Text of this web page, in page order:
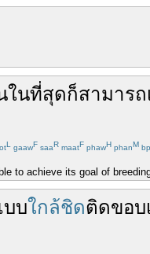
ในที่สุดก็สามารถ
L gaawF saaR maatF phawH phanM
to achieve its goal of
บบใกล้ชิดติดขอบ